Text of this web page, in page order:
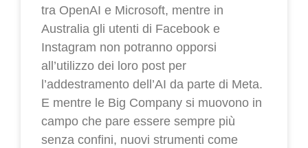
tra OpenAI e Microsoft, mentre in
Australia gli utenti di Facebook e
Instagram non potranno opporsi
all’utilizzo dei loro post per
l’addestramento dell’AI da parte di Meta.
E mentre le Big Company si muovono in
campo che pare essere sempre più
senza confini, nuovi strumenti come